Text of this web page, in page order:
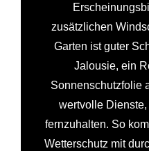
zusätzlichen
Garten ist guter
Jalousie, ein
Sonnenschutzfolie
wertvolle
fernzuhalten. So
Wetterschutz mit